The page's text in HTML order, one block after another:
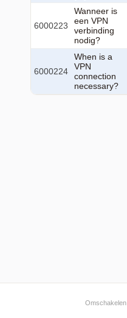
6000223
Wanneer is
een VPN
verbinding
nodig?
6000224
When is a
VPN
connection
necessary?